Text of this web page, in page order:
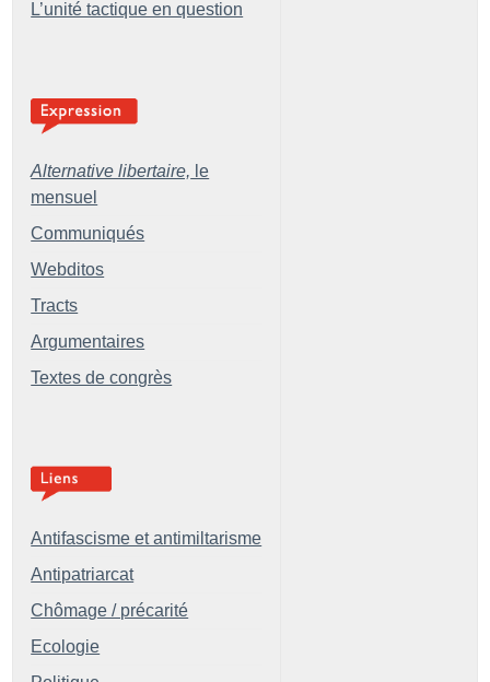
L’unité tactique en question
Alternative libertaire, le
mensuel
Communiqués
Webditos
Tracts
Argumentaires
Textes de congrès
Antifascisme et antimiltarisme
Antipatriarcat
Chômage / précarité
Ecologie